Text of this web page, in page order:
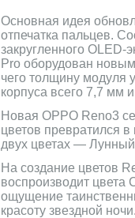
Основная идея
отпечатка пальцев.
закругленного
Pro оборудован
чего толщину модуля
корпуса всего 7,7 мм
Новая OPPO Reno3
цветов превратился
двух цветах —
На создание цветов
воспроизводит цвета
ощущение
красоту звездной ночи.